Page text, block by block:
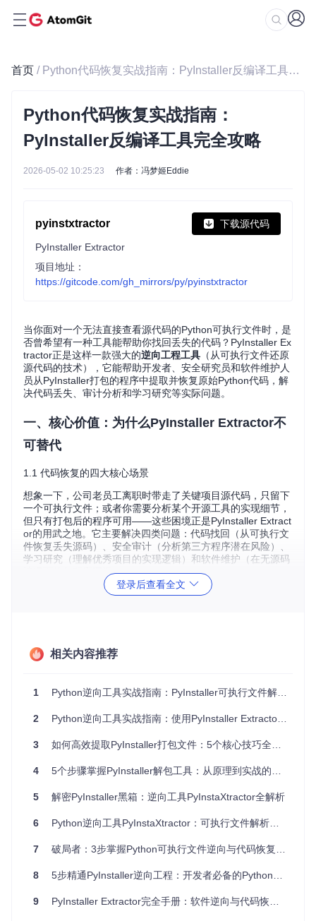
首页 / Python代码恢复实战指南：PyInstaller反编译工具完全攻略
Python代码恢复实战指南：
PyInstaller反编译工具完全攻略
2026-05-02 10:25:23 作者：冯梦姬Eddie
pyinstxtractor 下载源代码
PyInstaller Extractor
项目地址：
https://gitcode.com/gh_mirrors/py/pyinstxtractor
当你面对一个无法直接查看源代码的Python可执行文件时，是
否曾希望有一种工具能帮助你找回丢失的代码？PyInstaller Ex
tractor正是这样一款强大的逆向工程工具 （从可执行文件还原
源代码的技术），它能帮助开发者、安全研究员和软件维护人
员从PyInstaller打包的程序中提取并恢复原始Python代码，解
决代码丢失、审计分析和学习研究等实际问题。
一、核心价值：为什么PyInstaller Extractor不
可替代
1.1 代码恢复的四大核心场景
想象一下，公司老员工离职时带走了关键项目源代码，只留下
一个可执行文件；或者你需要分析某个开源工具的实现细节，
但只有打包后的程序可用——这些困境正是PyInstaller Extract
or的用武之地。它主要解决四类问题：代码找回（从可执行文
件恢复丢失源码）、安全审计（分析第三方程序潜在风险）、
学习研究（理解优秀项目的实现逻辑）和软件维护（在无源码
情况下修复程序漏洞）。
1.2 问题解决图谱：常见场景与对应方案
第三方程序
学习优秀项
自动修复pyc文件
分析
可执行文件
3.x
[!TIP] 当你遇到"无法反编译pyc文件"的错误时，90%的情
原始Python版本可大幅提高成功率。
二、场景化应用：四大行业的实战案例
2.1 企业级软件维护：从可执行文件到完整项目
某金融科技公司因核心开发者离职，导致风控系统源代码丢
actor成功提取出所有业务逻辑代码，包括13个核心模块和8个
登录后查看全文
相关内容推荐
1 Python逆向工具实战指南：PyInstaller可执行文件解析与字节码恢复全流程
2 Python逆向工具实战指南：使用PyInstaller Extractor解密可执行文件
3 如何高效提取PyInstaller打包文件：5个核心技巧全攻略
4 5个步骤掌握PyInstaller解包工具：从原理到实战的Python逆向工程指南
5 解密PyInstaller黑箱：逆向工具PyInstaXtractor全解析
6 Python逆向工具PyInstaXtractor：可执行文件解析全攻略
7 破局者：3步掌握Python可执行文件逆向与代码恢复技术指南
8 5步精通PyInstaller逆向工程：开发者必备的Python可执行文件分析指南
9 PyInstaller Extractor完全手册：软件逆向与代码恢复终极指南